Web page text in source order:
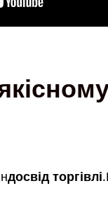
досвід торгівлі